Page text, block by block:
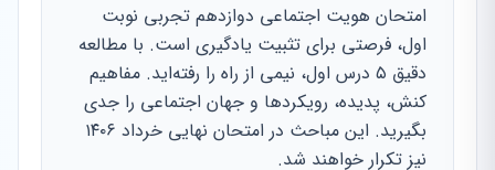
امتحان هویت اجتماعی دوازدهم تجربی نوبت
اول، فرصتی برای تثبیت یادگیری است. با مطالعه
دقیق ۵ درس اول، نیمی از راه را رفته‌اید. مفاهیم
کنش، پدیده، رویکردها و جهان اجتماعی را جدی
بگیرید. این مباحث در امتحان نهایی خرداد ۱۴۰۶
نیز تکرار خواهند شد.